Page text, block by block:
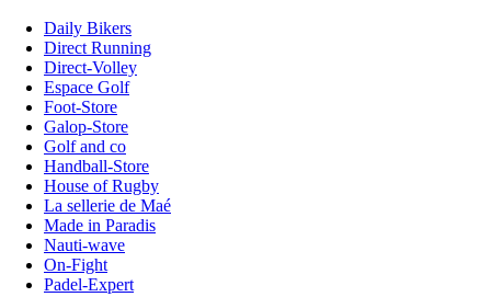
Daily Bikers
Direct Running
Direct-Volley
Espace Golf
Foot-Store
Galop-Store
Golf and co
Handball-Store
House of Rugby
La sellerie de Maé
Made in Paradis
Nauti-wave
On-Fight
Padel-Expert